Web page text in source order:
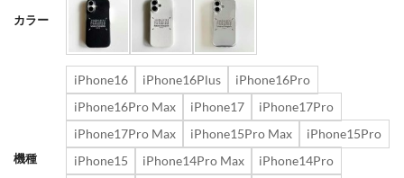
カラー
機種
iPhone16 iPhone16Plus
iPhone16Pro
iPhone16Pro Max
iPhone17
iPhone17Pro
iPhone17Pro Max
iPhone15Pro Max
iPhone15Pro
iPhone15
iPhone14Pro Max
iPhone14Pro